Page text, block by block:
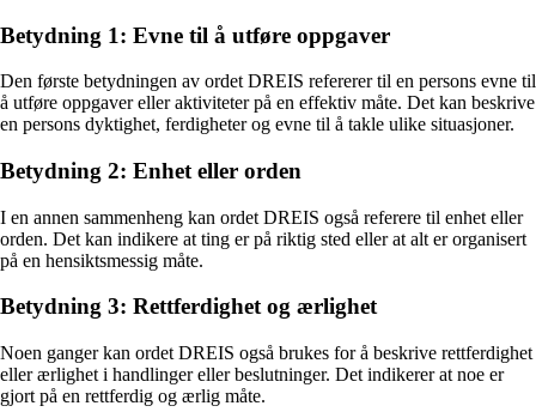
Betydning 1: Evne til å utføre oppgaver
Den første betydningen av ordet DREIS refererer til en persons evne til
å utføre oppgaver eller aktiviteter på en effektiv måte. Det kan beskrive
en persons dyktighet, ferdigheter og evne til å takle ulike situasjoner.
Betydning 2: Enhet eller orden
I en annen sammenheng kan ordet DREIS også referere til enhet eller
orden. Det kan indikere at ting er på riktig sted eller at alt er organisert
på en hensiktsmessig måte.
Betydning 3: Rettferdighet og ærlighet
Noen ganger kan ordet DREIS også brukes for å beskrive rettferdighet
eller ærlighet i handlinger eller beslutninger. Det indikerer at noe er
gjort på en rettferdig og ærlig måte.